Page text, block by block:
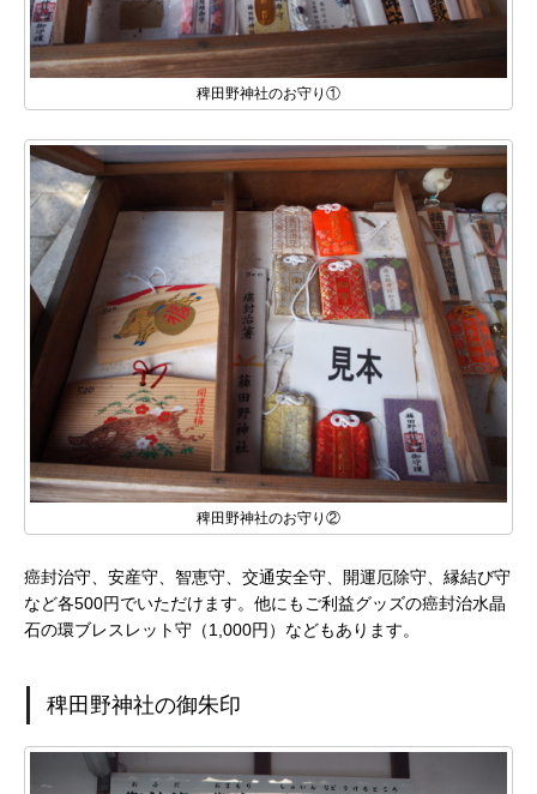
稗田野神社のお守り①
稗田野神社のお守り②
癌封治守、安産守、智恵守、交通安全守、開運厄除守、縁結び守
など各500円でいただけます。他にもご利益グッズの癌封治水晶
石の環ブレスレット守（1,000円）などもあります。
稗田野神社の御朱印